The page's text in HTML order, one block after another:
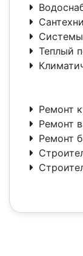
Теплый
Ремонт
Ремонт
Ремонт